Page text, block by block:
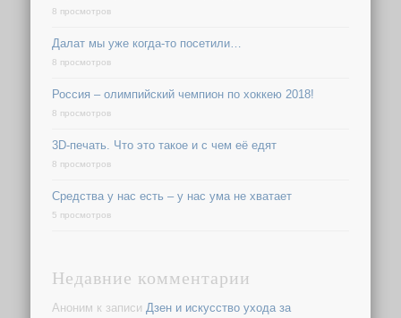
8 просмотров
Далат мы уже когда-то посетили…
8 просмотров
Россия – олимпийский чемпион по хоккею 2018!
8 просмотров
3D-печать. Что это такое и с чем её едят
8 просмотров
Средства у нас есть – у нас ума не хватает
5 просмотров
Недавние комментарии
Аноним к записи Дзен и искусство ухода за